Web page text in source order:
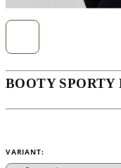
BOOTY
VARIANT: